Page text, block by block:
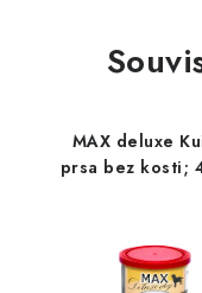
MAX deluxe